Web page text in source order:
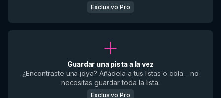
Exclusivo Pro
Guardar una pista a la vez
¿Encontraste una joya? Añádela a tus listas o cola – no
necesitas guardar toda la lista.
Exclusivo Pro